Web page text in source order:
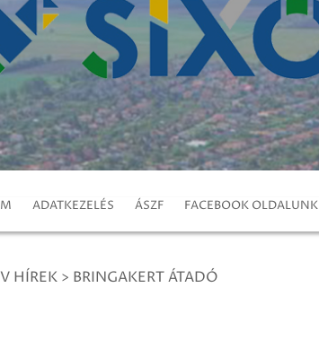
ADATKEZELÉS ÁSZF FACEBOOK OLDALUNK
HÍREK > BRINGAKERT ÁTADÓ